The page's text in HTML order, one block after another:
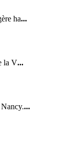
ha...
la V...
...